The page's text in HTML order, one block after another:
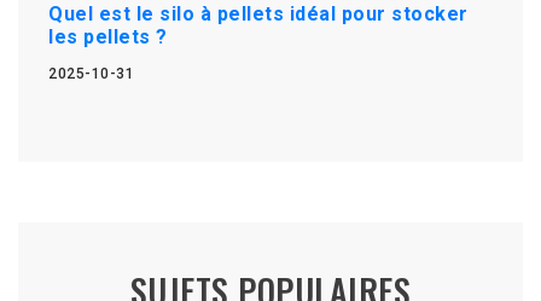
Quel est le silo à pellets idéal pour stocker
les pellets ?
2025-10-31
SUJETS POPULAIRES